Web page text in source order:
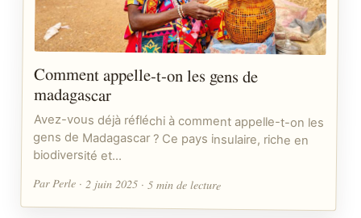
Comment appelle-t-on les gens de
madagascar
Avez-vous déjà réfléchi à comment appelle-t-on les
gens de Madagascar ? Ce pays insulaire, riche en
biodiversité et…
Par Perle · 2 juin 2025 · 5 min de lecture